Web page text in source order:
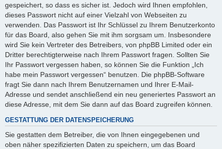
gespeichert, so dass es sicher ist. Jedoch wird Ihnen empfohlen,
dieses Passwort nicht auf einer Vielzahl von Webseiten zu
verwenden. Das Passwort ist Ihr Schlüssel zu Ihrem Benutzerkonto
für das Board, also gehen Sie mit ihm sorgsam um. Insbesondere
wird Sie kein Vertreter des Betreibers, von phpBB Limited oder ein
Dritter berechtigterweise nach Ihrem Passwort fragen. Sollten Sie
Ihr Passwort vergessen haben, so können Sie die Funktion „Ich
habe mein Passwort vergessen“ benutzen. Die phpBB-Software
fragt Sie dann nach Ihrem Benutzernamen und Ihrer E-Mail-
Adresse und sendet anschließend ein neu generiertes Passwort an
diese Adresse, mit dem Sie dann auf das Board zugreifen können.
GESTATTUNG DER DATENSPEICHERUNG
Sie gestatten dem Betreiber, die von Ihnen eingegebenen und
oben näher spezifizierten Daten zu speichern, um das Board